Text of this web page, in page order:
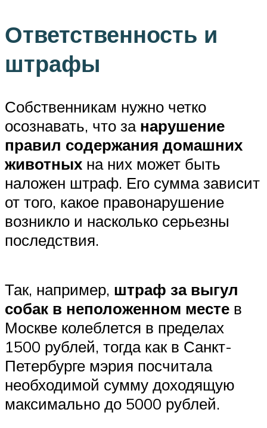
Ответственность и
штрафы
Собственникам нужно четко
осознавать, что за нарушение
правил содержания домашних
животных на них может быть
наложен штраф. Его сумма зависит
от того, какое правонарушение
возникло и насколько серьезны
последствия.
Так, например, штраф за выгул
собак в неположенном месте в
Москве колеблется в пределах
1500 рублей, тогда как в Санкт-
Петербурге мэрия посчитала
необходимой сумму доходящую
максимально до 5000 рублей.